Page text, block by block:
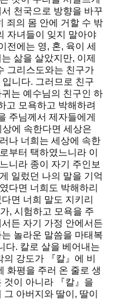
천국으로 방향을 바꾸
죄의 몸 안에 거할 수 밖
자녀들이 잊지 말아야
전에는 영, 혼, 육이 세
삶을 살았지만, 이제
그리스도와는 친구가
입니다. 그러므로 친구
는 예수님의 친구인 하
고 모욕하고 박해하려
주님께서 제자들에게
상에 속한다면 세상은
나 너희는 세상에 속한
부터 택하였느니라 이
니라 종이 자기 주인보
일렀던 나의 말을 기억
다면 너희도 박해하리
면 너희 말도 지키리
, 시험하고 모욕을 주
든 자기 가정 안에서든
놀라운 말씀을 마태복
다. 칼로 살을 베어내는
의 강도가 『칼 』에 비
화평을 주러 온 줄로 생
것이 아니라
『칼 』 을
아버지와 딸이, 딸이